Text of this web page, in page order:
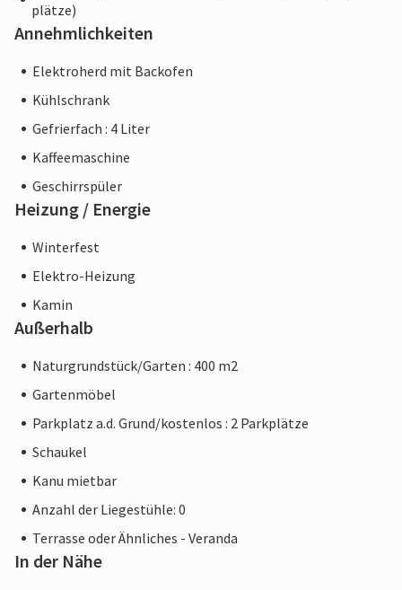
plätze)
Annehmlichkeiten
Elektroherd mit Backofen
Kühlschrank
Gefrierfach : 4 Liter
Kaffeemaschine
Geschirrspüler
Heizung / Energie
Winterfest
Elektro-Heizung
Kamin
Außerhalb
Naturgrundstück/Garten : 400 m2
Gartenmöbel
Parkplatz a.d. Grund/kostenlos : 2 Parkplätze
Schaukel
Kanu mietbar
Anzahl der Liegestühle: 0
Terrasse oder Ähnliches - Veranda
In der Nähe